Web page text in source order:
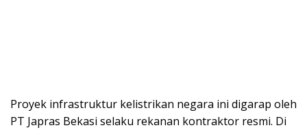
​Proyek infrastruktur kelistrikan negara ini digarap oleh
PT Japras Bekasi selaku rekanan kontraktor resmi. Di